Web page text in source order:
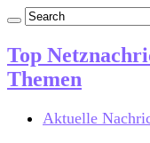
Top
Themen
Aktuelle